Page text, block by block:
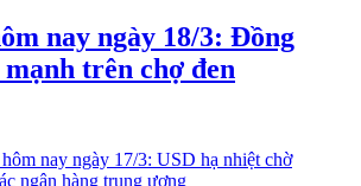
nay ngày 18/3: Đồng
trên chợ đen